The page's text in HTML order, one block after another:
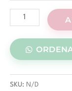
SKU: N/D